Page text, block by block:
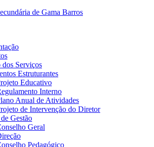
Serviços
Estruturantes
Educativo
Interno
Anual de Atividades
de Intervenção do Diretor
Gestão
Geral
Pedagógico